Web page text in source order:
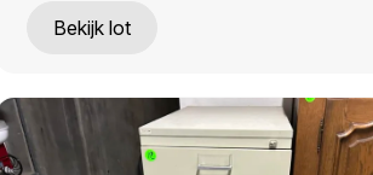
Bekijk lot